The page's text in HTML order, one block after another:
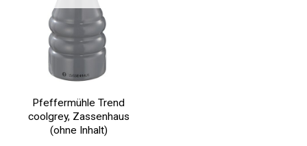
Pfeffermühle Trend
coolgrey, Zassenhaus
(ohne Inhalt)